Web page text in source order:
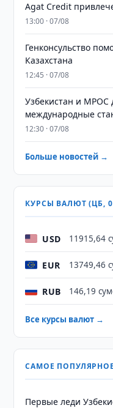
Agat Credit
13:00 · 07/08
Генконсульство
Казахстана
12:45 · 07/08
Узбекистан и
международные
12:30 · 07/08
Больше новостей →
КУРСЫ ВАЛЮТ (ЦБ,
USD 11915,64
EUR 13749,46
RUB 146,19
Все курсы валют →
САМОЕ ПОПУЛЯРНОЕ
Первые леди